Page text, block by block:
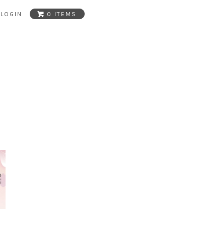
LOGIN 0 ITEMS